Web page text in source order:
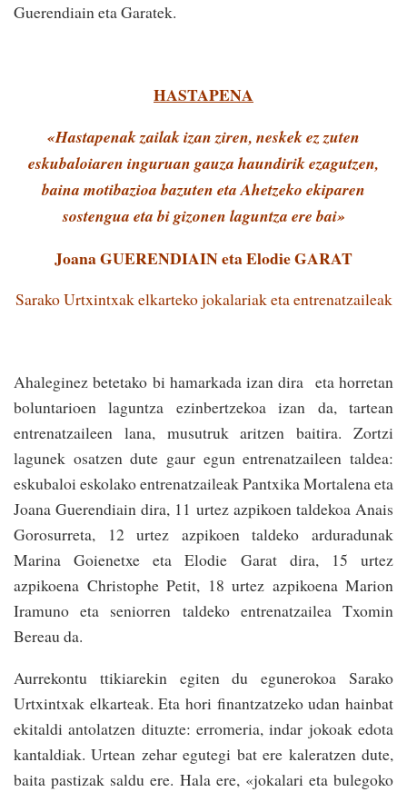
Guerendiain eta Garatek.
HASTAPENA
«Hastapenak zailak izan ziren, neskek ez zuten
eskubaloiaren inguruan gauza haundirik ezagutzen,
baina motibazioa bazuten eta Ahetzeko ekiparen
sostengua eta bi gizonen laguntza ere bai»
Joana GUERENDIAIN eta Elodie GARAT
Sarako Urtxintxak elkarteko jokalariak eta entrenatzaileak
Ahaleginez betetako bi hamarkada izan dira eta horretan
bolunta­rioen laguntza ezinber­tzekoa izan da, tartean
entrenatzaileen lana, musu­truk aritzen baitira. Zortzi
lagunek osa­tzen dute gaur egun entrenatzaileen taldea:
eskubaloi eskolako entrenatzaileak Pantxika Mortalena eta
Joana Guerendiain dira, 11 urtez azpikoen taldekoa Anais
Gorosurreta, 12 urtez azpikoen taldeko arduradunak
Marina Goienetxe eta Elodie Garat dira, 15 urtez
azpikoena Christophe Petit, 18 urtez azpikoena Marion
Iramuno eta seniorren taldeko entrenatzailea Txomin
Bereau da.
Aurrekontu ttikiarekin egiten du egunerokoa Sarako
Urtxin­txak elkarteak. Eta hori finan­tzatzeko udan hainbat
ekitaldi antolatzen dituz­te: erromeria, indar jokoak edota
kantaldiak. Urtean zehar egutegi bat ere kaleratzen dute,
baita pastizak saldu ere. Hala ere, «jokalari eta bulegoko